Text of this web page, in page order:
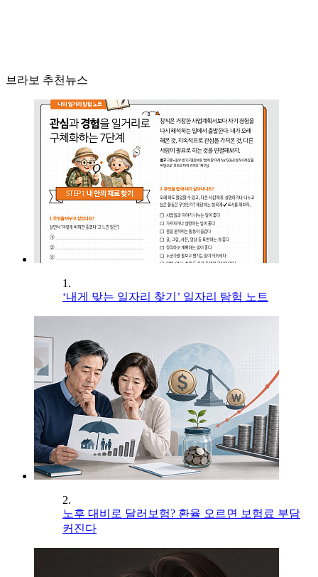
브라보 추천뉴스
1.
‘내게 맞는 일자리 찾기’ 일자리 탐험 노트
2.
노후 대비로 달러보험? 환율 오르면 보험료 부담
커진다